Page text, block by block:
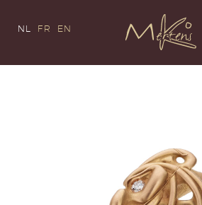
NL FR EN